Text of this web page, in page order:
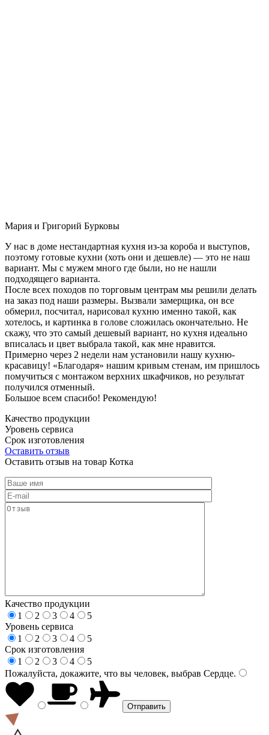
Мария и Григорий Бурковы
У нас в доме нестандартная кухня из-за короба и выступов,
поэтому готовые кухни (хоть они и дешевле) — это не наш
вариант. Мы с мужем много где были, но не нашли
подходящего варианта.
После всех походов по торговым центрам мы решили делать
на заказ под наши размеры. Вызвали замерщика, он все
обмерил, посчитал, нарисовал кухню именно такой, как
хотелось, и картинка в голове сложилась окончательно. Не
скажу, что это самый дешевый вариант, но кухня идеально
вписалась и цвет выбрала такой, как мне нравится.
Примерно через 2 недели нам установили нашу кухню-
красавицу! «Благодаря» нашим кривым стенам, им пришлось
помучиться с монтажом верхних шкафчиков, но результат
получился отменный.
Большое всем спасибо! Рекомендую!
Качество продукции
Уровень сервиса
Срок изготовления
Оставить отзыв
Оставить отзыв на товар Котка
Качество продукции
1
2 3 4
5
Уровень сервиса
1
2 3 4
5
Срок изготовления
1
2 3 4
5
Пожалуйста, докажите, что вы человек, выбрав Сердце.